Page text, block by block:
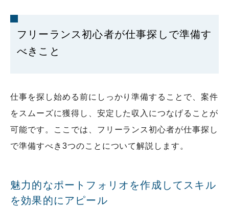
フリーランス初心者が仕事探しで準備す
べきこと
仕事を探し始める前にしっかり準備することで、案件
をスムーズに獲得し、安定した収入につなげることが
可能です。ここでは、フリーランス初心者が仕事探し
で準備すべき3つのことについて解説します。
魅力的なポートフォリオを作成してスキル
を効果的にアピール